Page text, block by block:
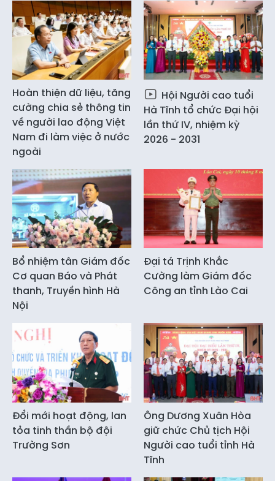
Hoàn thiện dữ liệu, tăng
cường chia sẻ thông tin
về người lao động Việt
Nam đi làm việc ở nước
ngoài
Hội Người cao tuổi
Hà Tĩnh tổ chức Đại hội
lần thứ IV, nhiệm kỳ
2026 - 2031
Bổ nhiệm tân Giám đốc
Cơ quan Báo và Phát
thanh, Truyền hình Hà
Nội
Đại tá Trịnh Khắc
Cường làm Giám đốc
Công an tỉnh Lào Cai
Đổi mới hoạt động, lan
tỏa tinh thần bộ đội
Trường Sơn
Ông Dương Xuân Hòa
giữ chức Chủ tịch Hội
Người cao tuổi tỉnh Hà
Tĩnh